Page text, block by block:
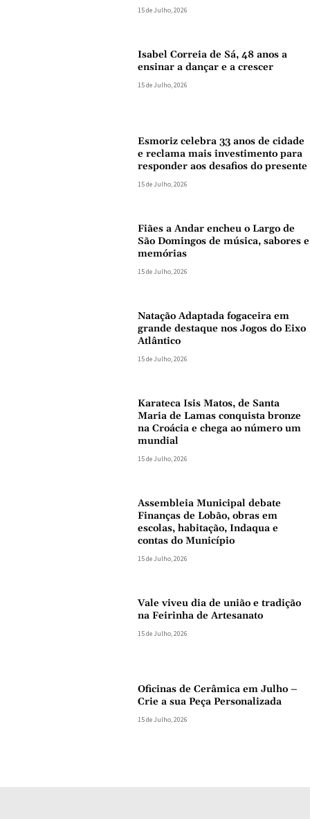
15 de Julho, 2026
Isabel Correia de Sá, 48 anos a
ensinar a dançar e a crescer
15 de Julho, 2026
Esmoriz celebra 33 anos de cidade
e reclama mais investimento para
responder aos desafios do presente
15 de Julho, 2026
Fiães a Andar encheu o Largo de
São Domingos de música, sabores e
memórias
15 de Julho, 2026
Natação Adaptada fogaceira em
grande destaque nos Jogos do Eixo
Atlântico
15 de Julho, 2026
Karateca Isis Matos, de Santa
Maria de Lamas conquista bronze
na Croácia e chega ao número um
mundial
15 de Julho, 2026
Assembleia Municipal debate
Finanças de Lobão, obras em
escolas, habitação, Indaqua e
contas do Município
15 de Julho, 2026
Vale viveu dia de união e tradição
na Feirinha de Artesanato
15 de Julho, 2026
Oficinas de Cerâmica em Julho –
Crie a sua Peça Personalizada
15 de Julho, 2026